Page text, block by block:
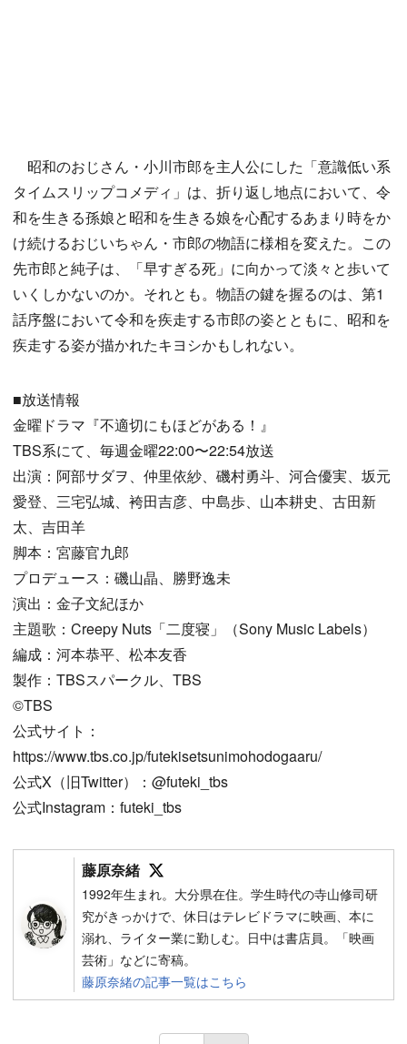
昭和のおじさん・小川市郎を主人公にした「意識低い系
タイムスリップコメディ」は、折り返し地点において、令
和を生きる孫娘と昭和を生きる娘を心配するあまり時をか
け続けるおじいちゃん・市郎の物語に様相を変えた。この
先市郎と純子は、「早すぎる死」に向かって淡々と歩いて
いくしかないのか。それとも。物語の鍵を握るのは、第1
話序盤において令和を疾走する市郎の姿とともに、昭和を
疾走する姿が描かれたキヨシかもしれない。
■放送情報
金曜ドラマ『不適切にもほどがある！』
TBS系にて、毎週金曜22:00〜22:54放送
出演：阿部サダヲ、仲里依紗、磯村勇斗、河合優実、坂元
愛登、三宅弘城、袴田吉彦、中島歩、山本耕史、古田新
太、吉田羊
脚本：宮藤官九郎
プロデュース：磯山晶、勝野逸未
演出：金子文紀ほか
主題歌：Creepy Nuts「二度寝」（Sony Music Labels）
編成：河本恭平、松本友香
製作：TBSスパークル、TBS
©︎TBS
公式サイト：
https://www.tbs.co.jp/futekisetsunimohodogaaru/
公式X（旧Twitter）：@futeki_tbs
公式Instagram：futeki_tbs
藤原奈緒
1992年生まれ。大分県在住。学生時代の寺山修司研
究がきっかけで、休日はテレビドラマに映画、本に
溺れ、ライター業に勤しむ。日中は書店員。「映画
芸術」などに寄稿。
藤原奈緒の記事一覧はこちら